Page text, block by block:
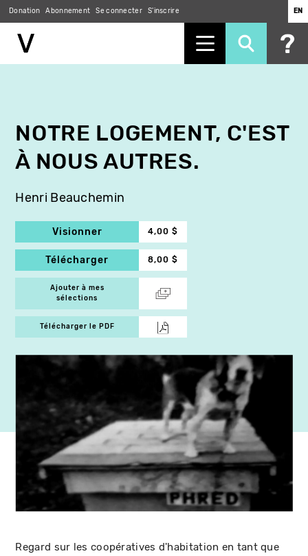
Donation Abonnement Se connecter S'inscrire EN
NOTRE LOGEMENT, C'EST
À NOUS AUTRES.
Henri Beauchemin
Visionner 4,00 $
Télécharger 8,00 $
Ajouter à mes
sélections
Télécharger le PDF
Regard sur les coopératives d'habitation en tant que